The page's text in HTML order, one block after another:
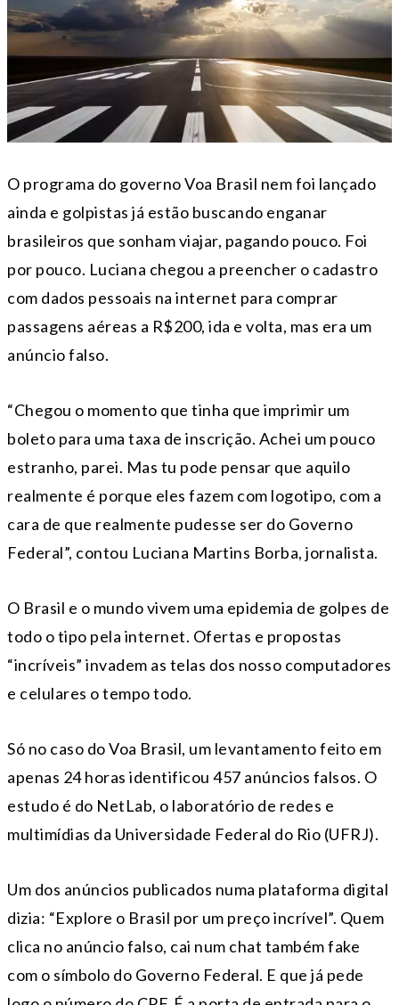
O programa do governo Voa Brasil nem foi lançado
ainda e golpistas já estão buscando enganar
brasileiros que sonham viajar, pagando pouco. Foi
por pouco. Luciana chegou a preencher o cadastro
com dados pessoais na internet para comprar
passagens aéreas a R$200, ida e volta, mas era um
anúncio falso.
“Chegou o momento que tinha que imprimir um
boleto para uma taxa de inscrição. Achei um pouco
estranho, parei. Mas tu pode pensar que aquilo
realmente é porque eles fazem com logotipo, com a
cara de que realmente pudesse ser do Governo
Federal”, contou Luciana Martins Borba, jornalista.
O Brasil e o mundo vivem uma epidemia de golpes de
todo o tipo pela internet. Ofertas e propostas
“incríveis” invadem as telas dos nosso computadores
e celulares o tempo todo.
Só no caso do Voa Brasil, um levantamento feito em
apenas 24 horas identificou 457 anúncios falsos. O
estudo é do NetLab, o laboratório de redes e
multimídias da Universidade Federal do Rio (UFRJ).
Um dos anúncios publicados numa plataforma digital
dizia: “Explore o Brasil por um preço incrível”. Quem
clica no anúncio falso, cai num chat também fake
com o símbolo do Governo Federal. E que já pede